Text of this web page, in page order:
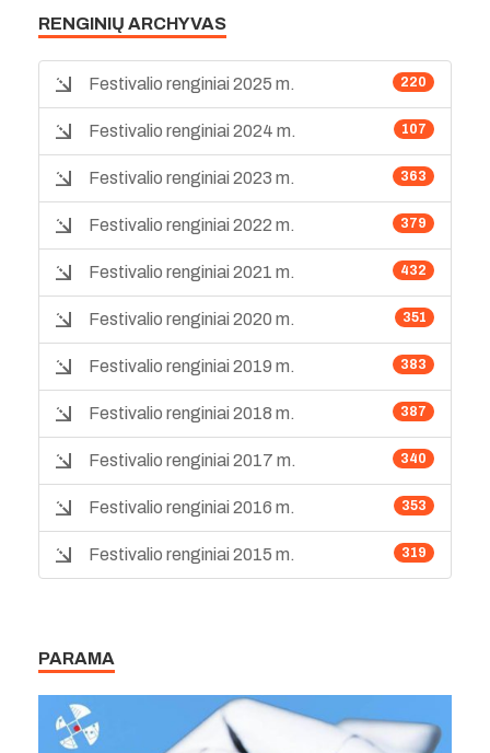
RENGINIŲ ARCHYVAS
220
Festivalio renginiai 2025 m.
107
Festivalio renginiai 2024 m.
363
Festivalio renginiai 2023 m.
379
Festivalio renginiai 2022 m.
432
Festivalio renginiai 2021 m.
351
Festivalio renginiai 2020 m.
383
Festivalio renginiai 2019 m.
387
Festivalio renginiai 2018 m.
340
Festivalio renginiai 2017 m.
353
Festivalio renginiai 2016 m.
319
Festivalio renginiai 2015 m.
PARAMA